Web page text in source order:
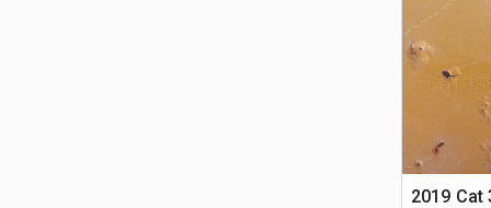
2019 Cat